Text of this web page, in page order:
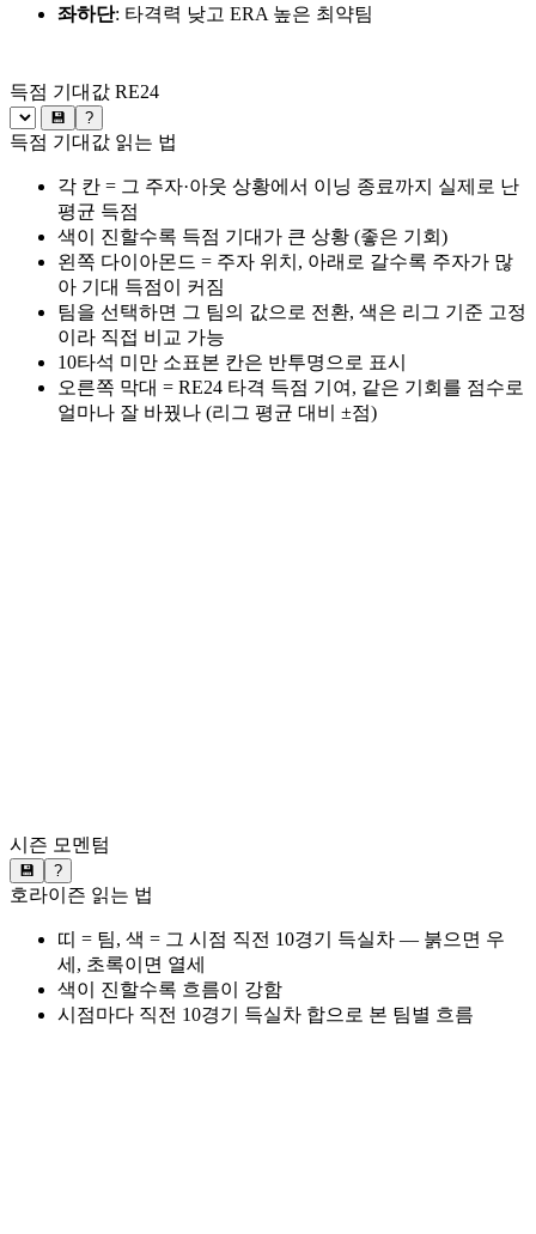
좌하단: 타격력 낮고 ERA 높은 최약팀
득점 기대값 RE24
💾 ?
득점 기대값 읽는 법
각 칸 = 그 주자·아웃 상황에서 이닝 종료까지 실제로 난
평균 득점
색이 진할수록 득점 기대가 큰 상황 (좋은 기회)
왼쪽 다이아몬드 = 주자 위치, 아래로 갈수록 주자가 많
아 기대 득점이 커짐
팀을 선택하면 그 팀의 값으로 전환, 색은 리그 기준 고정
이라 직접 비교 가능
10타석 미만 소표본 칸은 반투명으로 표시
오른쪽 막대 = RE24 타격 득점 기여, 같은 기회를 점수로
얼마나 잘 바꿨나 (리그 평균 대비 ±점)
시즌 모멘텀
💾 ?
호라이즌 읽는 법
띠 = 팀, 색 = 그 시점 직전 10경기 득실차 — 붉으면 우
세, 초록이면 열세
색이 진할수록 흐름이 강함
시점마다 직전 10경기 득실차 합으로 본 팀별 흐름